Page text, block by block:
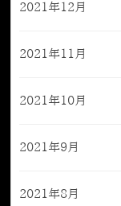
2021年12月
2021年11月
2021年10月
2021年9月
2021年8月